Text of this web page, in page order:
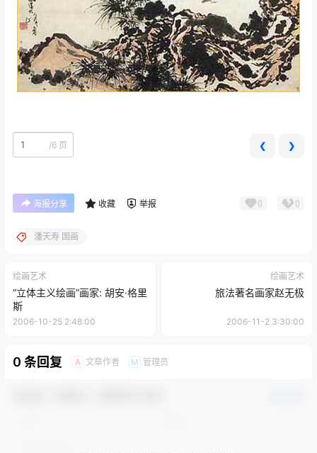
/6 页 ❮ ❯
海报分享 收藏 举报 0 0
潘天寿 国画
绘画艺术
“立体主义绘画”画家: 胡安·格里
斯
2006-10-25 2:48:00
绘画艺术
旅法著名画家赵无极
2006-11-2 3:30:00
0 条回复 A 文章作者 M 管理员